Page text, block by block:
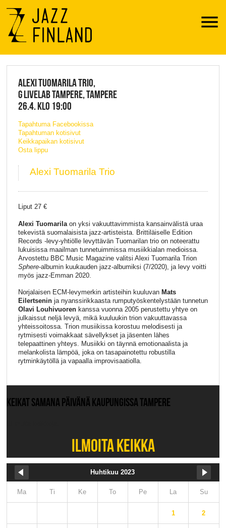
Menu
JAZZ FINLAND LIVE
ALEXI TUOMARILA TRIO,
G LIVELAB TAMPERE, TAMPERE
26.4. KLO 19:00
Tapahtuma Facebookissa
Tapahtuman kotisivut
Keikkapaikan kotisivut
Osta lippu
Alexi Tuomarila Trio
Liput 27 €
Alexi Tuomarilaon yksi vakuuttavimmista kansainvälistä uraa
tekevistä suomalaisista jazz-artisteista. Brittiläiselle Edition
Records -levy-yhtiölle levyttävän Tuomarilan trio on noteerattu
lukuisissa maailman tunnetuimmissa musiikkialan medioissa.
Arvostettu BBC Music Magazine valitsi Alexi Tuomarila Trion
Sphere-albumin kuukauden jazz-albumiksi (7/2020), ja levy voitti
myös jazz-Emman 2020.
Norjalaisen ECM-levymerkin artisteihin kuuluvan Mats
Eilertseninja nyanssirikkaasta rumputyöskentelystään tunnetun
Olavi Louhivuorenkanssa vuonna 2005 perustettu yhtye on
julkaissut neljä levyä, mikä kuuluukin trion vakuuttavassa
yhteissoitossa. Trion musiikissa korostuu melodisesti ja
rytmisesti voimakkaat sävellykset ja jäsenten lähes
telepaattinen yhteys. Musiikki on täynnä emotionaalista ja
melankolista lämpöä, joka on tasapainotettu robustilla
rytminkäytöllä ja vapaalla improvisaatiolla.
KEIKAT SAMANA PÄIVÄNÄ KAUPUNGISSA TAMPERE
ILMOITA KEIKKA
Huhtikuu 2023
Ma Ti Ke To Pe La Su
1 2